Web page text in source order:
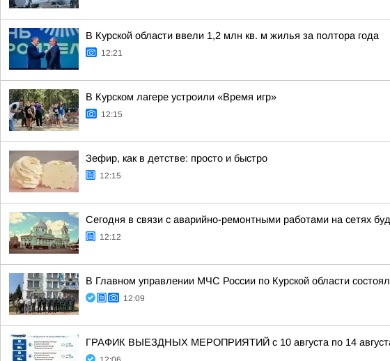
В Курской области ввели 1,2 млн кв. м жилья за полтора года
12:21
В Курском лагере устроили «Время игр»
12:15
Зефир, как в детстве: просто и быстро
12:15
Сегодня в связи с аварийно-ремонтными работами на сетях
12:12
В Главном управлении МЧС России по Курской области
12:09
ГРАФИК ВЫЕЗДНЫХ МЕРОПРИЯТИЙ с 10 августа по 14